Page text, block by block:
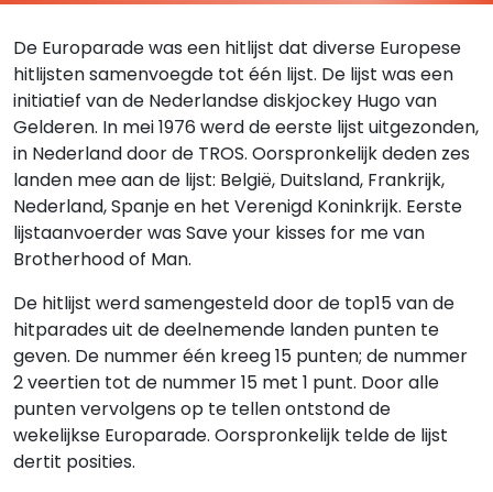
De Europarade was een hitlijst dat diverse Europese
hitlijsten samenvoegde tot één lijst. De lijst was een
initiatief van de Nederlandse diskjockey Hugo van
Gelderen. In mei 1976 werd de eerste lijst uitgezonden,
in Nederland door de TROS. Oorspronkelijk deden zes
landen mee aan de lijst: België, Duitsland, Frankrijk,
Nederland, Spanje en het Verenigd Koninkrijk. Eerste
lijstaanvoerder was Save your kisses for me van
Brotherhood of Man.
De hitlijst werd samengesteld door de top15 van de
hitparades uit de deelnemende landen punten te
geven. De nummer één kreeg 15 punten; de nummer
2 veertien tot de nummer 15 met 1 punt. Door alle
punten vervolgens op te tellen ontstond de
wekelijkse Europarade. Oorspronkelijk telde de lijst
dertit posities.